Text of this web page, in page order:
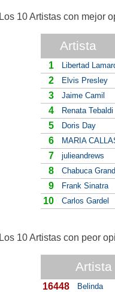
Los 10 Artistas con mejor
Artista
1 Libertad
2 Elvis Presley
3 Jaime Camil
4 Renata Tebaldi
5 Doris Day
6 MARIA
7 julieandrews
8 Chabuca
9 Frank Sinatra
10 Carlos Gardel
Los 10 Artistas con peor
Artista
16448 Belinda